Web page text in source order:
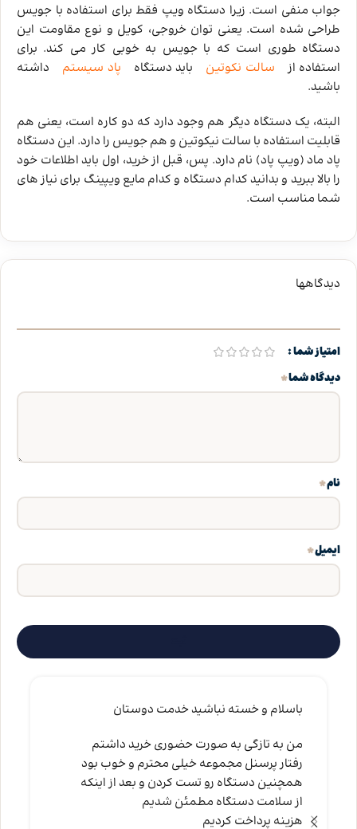
جواب منفی است. زیرا دستگاه ویپ فقط برای استفاده با جویس
طراحی شده است. یعنی توان خروجی، کویل و نوع مقاومت این
دستگاه طوری است که با جویس به خوبی کار می کند. برای
استفاده از
سالت نکوتین باید دستگاه پاد سیستم
داشته
باشید.
البته، یک دستگاه دیگر هم وجود دارد که دو کاره است، یعنی هم
قابلیت استفاده با سالت نیکوتین و هم جویس را دارد. این دستگاه
پاد ماد (ویپ پاد) نام دارد. پس، قبل از خرید، اول باید اطلاعات خود
را بالا ببرید و بدانید کدام دستگاه و کدام مایع ویپینگ برای نیاز های
شما مناسب است.
دیدگاهها
امتیاز شما
دیدگاه شما*
نام*
ایمیل*
باسلام و خسته نباشید خدمت دوستان
من به تازگی به صورت حضوری خرید داشتم
رفتار پرسنل مجموعه خیلی محترم و خوب بود
همچنین دستگاه رو تست کردن و بعد از اینکه
از سلامت دستگاه مطمئن شدیم
هزینه پرداخت کردیم